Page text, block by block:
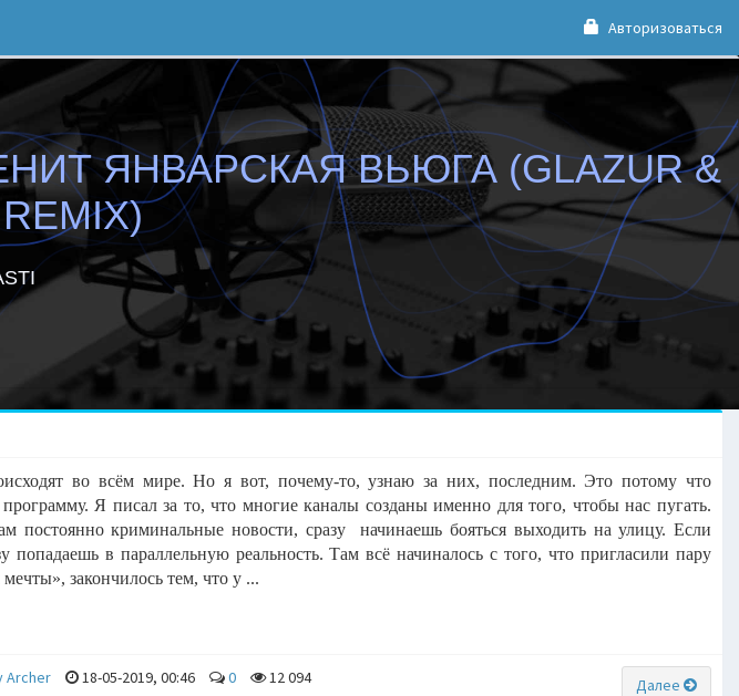
Авторизоваться
ЯНВАРСКАЯ ВЬЮГА (GLAZUR &
во всём мире. Но я вот, почему-то, узнаю за них, последним. Это потому что
Я писал за то, что многие каналы созданы именно для того, чтобы нас пугать.
криминальные новости, сразу начинаешь бояться выходить на улицу. Если
попадаешь в параллельную реальность. Там всё начиналось с того, что пригласили пару
закончилось тем, что у ...
Далее
Archer 18-05-2019, 00:46 0 12 094